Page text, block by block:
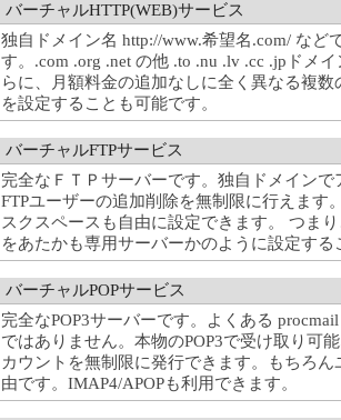
バーチャルHTTP(WEB)サービス
独自ドメイン名 http://www.希望名.com/ など
す。.com .org .net の他 .to .nu .lv .cc .jpドメ
らに、月額料金の追加なしに全く異なる複
を設定することも可能です。
バーチャルFTPサービス
完全なＦＴＰサーバーです。独自ドメイン
FTPユーザーの追加削除を無制限に行えます
スクスペースも自由に設定できます。 つま
をあたかも専用サーバーかのように設定する
バーチャルPOPサービス
完全なPOP3サーバーです。よくある
ではありません。本物のPOP3で受け取り可
カウントを無制限に発行できます。もちろ
由です。IMAP4/APOPも利用できます。